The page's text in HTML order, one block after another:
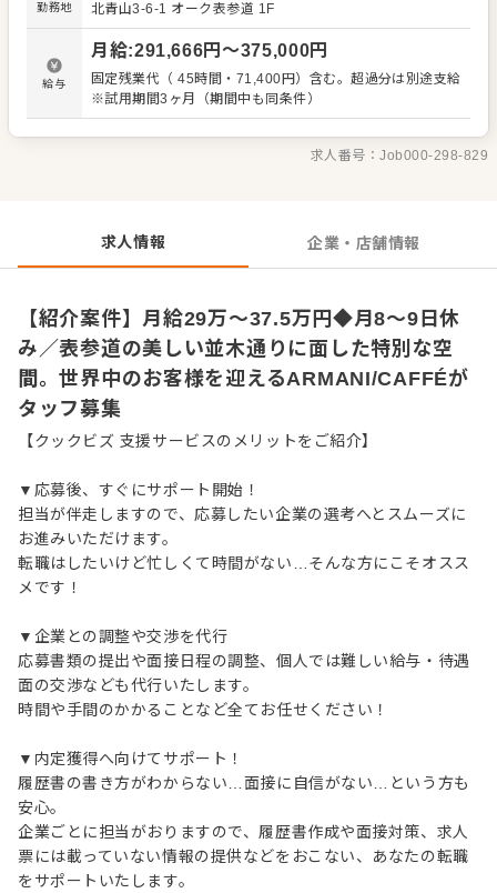
う空間です。こちらで洗練された多彩なメニューをご用意
し、世界中からいらっしゃる様々なお客様をお迎えしてく
ださい。 ブランドカフェということもあり、お客様からの
期待も高いお店になります。だからこそ、私たちが第一に
考えるのは、お客様に心から満足していただくことです。
るサービスを提供する ・洗練された空間で、お客様に心か
ら満足していただくための接客を行う 私たちは、スタッフ
勤務地
北青山3-6-1 オーク表参道 1F
給与
月給:291,666円〜375,000円
固定残業代（ 45時間・71,400円）含む。超過分は別途支給
※試用期間3ヶ月（期間中も同条件）
求人番号：Job000-298-829
求人情報 企業・店舗情報
【紹介案件】月給29万～37.5万円◆月8〜9日休
み／表参道の美しい並木通りに面した特別な空
間。世界中のお客様を迎えるARMANI/CAFFÉが
タッフ募集
【クックビズ 支援サービスのメリットをご紹介】
▼応募後、すぐにサポート開始！
担当が伴走しますので、応募したい企業の選考へとスムーズに
お進みいただけます。
転職はしたいけど忙しくて時間がない…そんな方にこそオスス
メです！
▼企業との調整や交渉を代行
応募書類の提出や面接日程の調整、個人では難しい給与・待遇
面の交渉なども代行いたします。
時間や手間のかかることなど全てお任せください！
▼内定獲得へ向けてサポート！
履歴書の書き方がわからない…面接に自信がない…という方も
安心。
企業ごとに担当がおりますので、履歴書作成や面接対策、求人
票には載っていない情報の提供などをおこない、あなたの転職
をサポートいたします。